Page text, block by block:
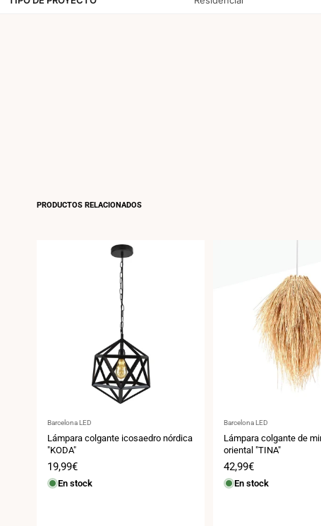
PRODUCTOS RELACIONADOS
Proveedor:
Barcelona LED
Lámpara colgante icosaedro nórdica
"KODA"
Precio
de
venta
19,99€
En stock
Proveedor:
Barcelona LED
Lámpara colgante de
oriental "TINA"
Precio
de
venta
42,99€
En stock